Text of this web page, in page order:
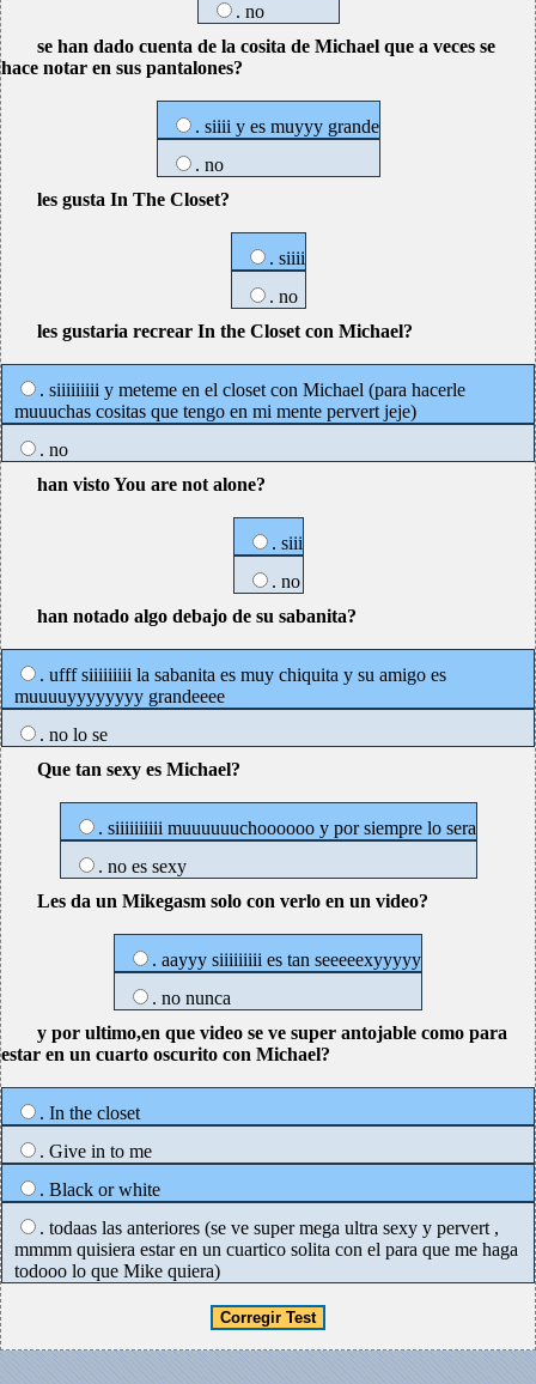
. no
se han dado cuenta de la cosita de Michael que a veces se
hace notar en sus pantalones?
. siiii y es muyyy grande
. no
les gusta In The Closet?
. siiii
. no
les gustaria recrear In the Closet con Michael?
. siiiiiiiii y meteme en el closet con Michael (para hacerle
muuuchas cositas que tengo en mi mente pervert jeje)
. no
han visto You are not alone?
. siii
. no
han notado algo debajo de su sabanita?
. ufff siiiiiiiii la sabanita es muy chiquita y su amigo es
muuuuyyyyyyyy grandeeee
. no lo se
Que tan sexy es Michael?
. siiiiiiiiii muuuuuuchoooooo y por siempre lo sera
. no es sexy
Les da un Mikegasm solo con verlo en un video?
. aayyy siiiiiiiii es tan seeeeexyyyyy
. no nunca
y por ultimo,en que video se ve super antojable como para
estar en un cuarto oscurito con Michael?
. In the closet
. Give in to me
. Black or white
. todaas las anteriores (se ve super mega ultra sexy y pervert ,
mmmm quisiera estar en un cuartico solita con el para que me haga
todooo lo que Mike quiera)